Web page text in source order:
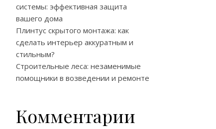
системы: эффективная защита
вашего дома
Плинтус скрытого монтажа: как
сделать интерьер аккуратным и
стильным?
Строительные леса: незаменимые
помощники в возведении и ремонте
Комментарии